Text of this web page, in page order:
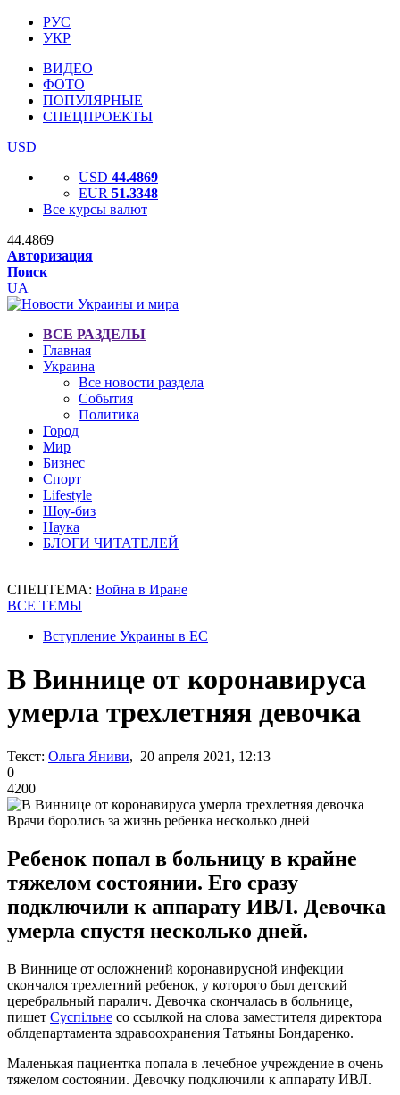
РУС
УКР
ВИДЕО
ФОТО
ПОПУЛЯРНЫЕ
СПЕЦПРОЕКТЫ
USD
USD 44.4869
EUR 51.3348
Все курсы валют
44.4869
Авторизация
Поиск
UA
ВСЕ РАЗДЕЛЫ
Главная
Украина
Все новости раздела
События
Политика
Город
Мир
Бизнес
Спорт
Lifestyle
Шоу-биз
Наука
БЛОГИ ЧИТАТЕЛЕЙ
СПЕЦТЕМА: Война в Иране
ВСЕ ТЕМЫ
Вступление Украины в ЕС
В Виннице от коронавируса
умерла трехлетняя девочка
Текст: Ольга Яниви, 20 апреля 2021, 12:13
0
4200
Врачи боролись за жизнь ребенка несколько дней
Ребенок попал в больницу в крайне
тяжелом состоянии. Его сразу
подключили к аппарату ИВЛ. Девочка
умерла спустя несколько дней.
В Виннице от осложнений коронавирусной инфекции
скончался трехлетний ребенок, у которого был детский
церебральный паралич. Девочка скончалась в больнице,
пишет Суспільне со ссылкой на слова заместителя директора
облдепартамента здравоохранения Татьяны Бондаренко.
Маленькая пациентка попала в лечебное учреждение в очень
тяжелом состоянии. Девочку подключили к аппарату ИВЛ.